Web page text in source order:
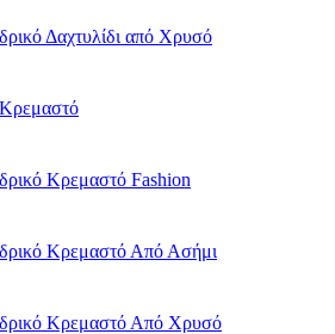
Δαχτυλίδι από Χρυσό
Κρεμαστό Fashion
Κρεμαστό Από Ασήμι
Κρεμαστό Από Χρυσό